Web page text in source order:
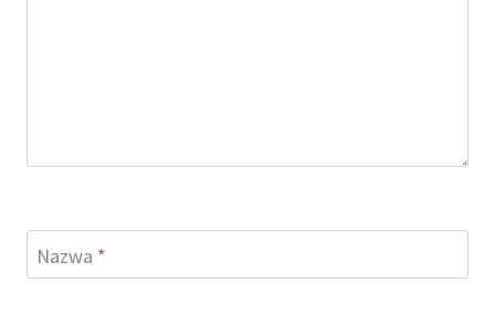
Nazwa *